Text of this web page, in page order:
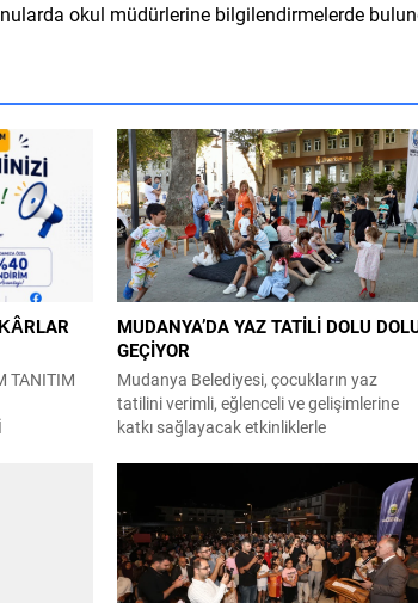
okul müdürlerine bilgilendirmelerde
TANITIM
MUDANYA’DA YAZ TATİLİ DOLU
GEÇİYOR
Mudanya Belediyesi, çocukların yaz
tatilini verimli, eğlenceli ve gelişimlerine
katkı sağlayacak etkinliklerle
Okulları ve “Mütareke’de Oyun Var”
etkinlikleriyle yüzlerce çocuğu sanat, spor
ve oyunla buluşturuyor. Eğitime yönelik
çalışmalarını yıl boyunca sürdüren
Mudanya Belediyesi, yaz tatilinde de